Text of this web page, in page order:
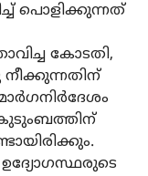
പൊളിക്കുന്നത്
കോടതി,
കുടുംബത്തിന്